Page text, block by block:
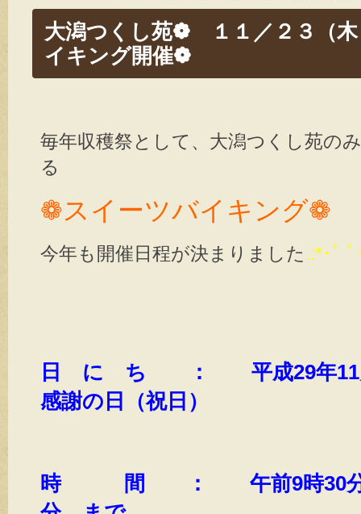
b
o
o
大潟つくし苑❁ １１／２３（木
イキング開催❁
毎年収穫祭として、大潟つくし苑の
る
❁スイーツバイキング❁
今年も開催日程が決まりました .:*･ﾟ ﾟ
日 に ち ： 平成29年11月
感謝の日（祝日）
時 間 ： 午前9時30分